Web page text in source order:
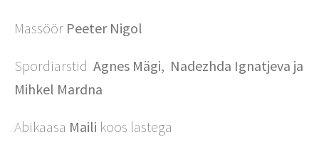
Massöör Peeter Nigol
Spordiarstid Agnes Mägi, Nadezhda Ignatjeva ja
Mihkel Mardna
Abikaasa Maili koos lastega